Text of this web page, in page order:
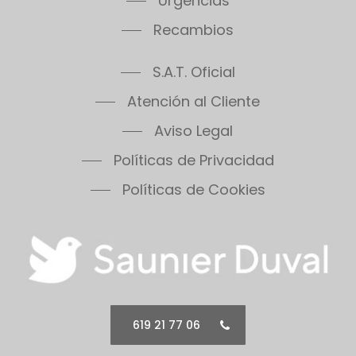
Recambios
S.A.T. Oficial
Atención al Cliente
Aviso Legal
Políticas de Privacidad
Políticas de Cookies
619 21 77 06